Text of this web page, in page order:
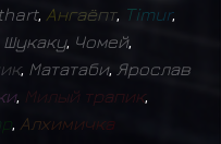
, Ангаёпт, Timur,
Шукаку, Чомей,
ик, Мататаби, Ярослав
и, Милый трапик,
p Алхимичка